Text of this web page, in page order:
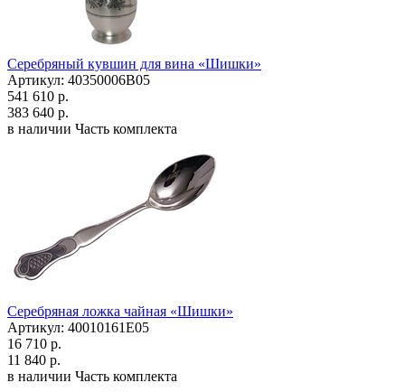
Серебряный кувшин для вина «Шишки»
Артикул: 40350006В05
541 610 р.
383 640 р.
в наличии Часть комплекта
Серебряная ложка чайная «Шишки»
Артикул: 40010161Е05
16 710 р.
11 840 р.
в наличии Часть комплекта